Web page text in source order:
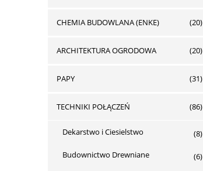
CHEMIA BUDOWLANA (ENKE) (20)
ARCHITEKTURA OGRODOWA (20)
PAPY (31)
TECHNIKI POŁĄCZEŃ (86)
Dekarstwo i Ciesielstwo (8)
Budownictwo Drewniane (6)